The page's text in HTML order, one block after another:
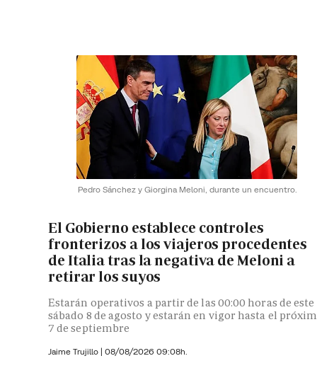
Pedro Sánchez y Giorgina Meloni, durante un encuentro.
El Gobierno establece controles
fronterizos a los viajeros procedentes
de Italia tras la negativa de Meloni a
retirar los suyos
Estarán operativos a partir de las 00:00 horas de este
sábado 8 de agosto y estarán en vigor hasta el
7 de septiembre
Jaime Trujillo | 08/08/2026 09:08h.